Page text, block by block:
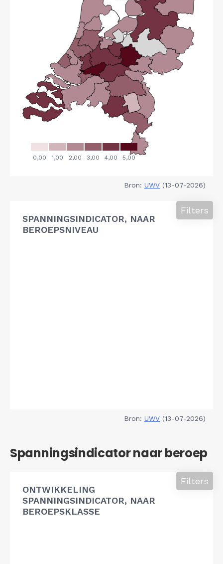
Bron: UWV (13-07-2026)
SPANNINGSINDICATOR, NAAR
BEROEPSNIVEAU
Filters
Bron: UWV (13-07-2026)
Spanningsindicator naar beroep
ONTWIKKELING
SPANNINGSINDICATOR, NAAR
BEROEPSKLASSE
Filters